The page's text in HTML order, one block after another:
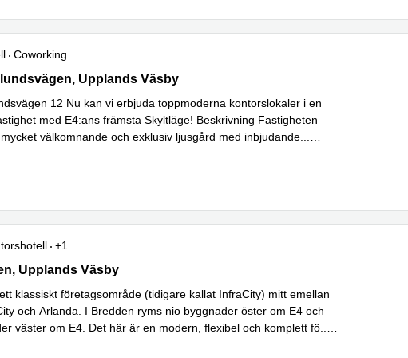
Coworking
12, Upplands Väsby
Upplands Väsby
12 Nu kan vi erbjuda toppmoderna kontorslokaler i en
med E4:ans främsta Skyltläge! Beskrivning Fastigheten
välkomnande och exklusiv ljusgård med inbjudande
+1
3A, Upplands Väsby
Upplands Väsby
klassiskt företagsområde (tidigare kallat InfraCity) mitt emellan
och Arlanda. I Bredden ryms nio byggnader öster om E4 och
väster om E4. Det här är en modern, flexibel och komplett fö